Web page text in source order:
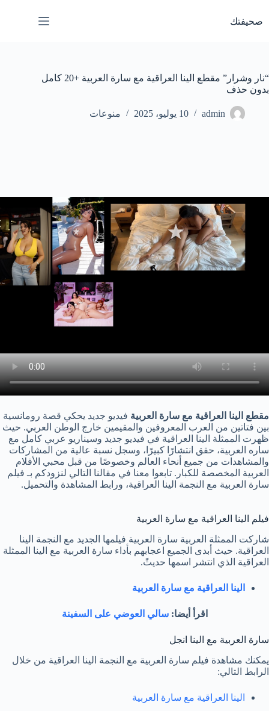
المحتوى
صحيفتك
“نار وشرار” مقطع الينا العراقية مع سارة العربية +20 كامل
بدون حذف
admin 10 يوليو، 2025 منوعات
مقطع الينا العراقية مع سارة العربية فيديو جديد يحكي قصة رومانسية
بين فتاتين من العرب المعروفين والمقيمين خارج الوطن العربي. حيث
ظهرت الممثلة الينا العراقية في فيديو جديد وسيناريو عربي كامل مع
ساره العربية، حقق انتشارًا كبيرًا، وسجل نسبة عالية من المشاركات
والمشاهدات من جميع أنحاء العالم وخصوصًا من قبل محبي الأفلام
العربية المخصصة للكبار. تابعوا معنا في مقالنا التالي لنزودكم بـ فيلم
سارة العربية مع النجمة الينا العراقية، ورابط المشاهدة والتحميل.
فيلم الينا العراقية مع سارة العربية
شاركت الممثلة العربية سارة العربية فيلمها الجديد مع النجمة الينا
العراقية. حيث أبدى الجميع اعجابهم بأداء سارة العربية مع الينا الممثلة
العراقية الذي انتشر اسمها حديثً.
الينا العراقية مع سارة العربية
اقرأ أيضا:سالي العوضي على السفينة
سارة العربية مع الينا انجل
يمكنك مشاهدة فيلم سارة العربية مع النجمة الينا العراقية من خلال
الرابط التالي:
الينا العراقية مع سارة العربية